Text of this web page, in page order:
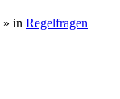
» in Regelfragen